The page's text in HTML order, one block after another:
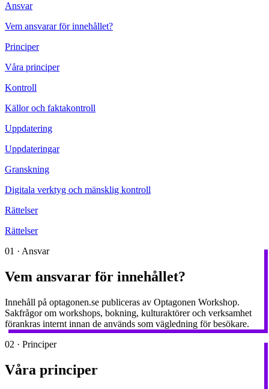
Ansvar
Vem ansvarar för innehållet?
Principer
Våra principer
Kontroll
Källor och faktakontroll
Uppdatering
Uppdateringar
Granskning
Digitala verktyg och mänsklig kontroll
Rättelser
Rättelser
01 · Ansvar
Vem ansvarar för innehållet?
Innehåll på optagonen.se publiceras av Optagonen Workshop.
Sakfrågor om workshops, bokning, kulturaktörer och verksamhet
förankras internt innan de används som vägledning för besökare.
02 · Principer
Våra principer